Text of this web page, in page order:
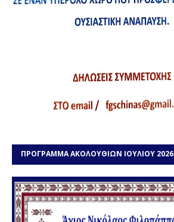
ΠΡΟΓΡΑΜΜΑ ΑΚΟΛΟΥΘΙΩΝ ΙΟΥΛΙΟΥ 2026